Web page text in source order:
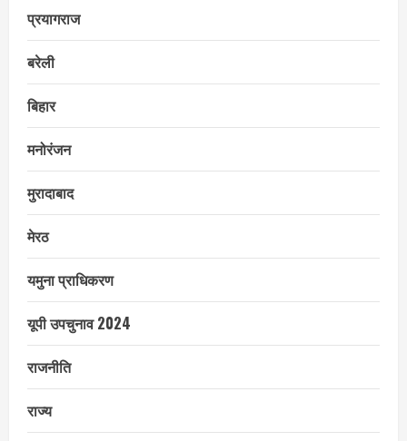
प्रयागराज
बरेली
बिहार
मनोरंजन
मुरादाबाद
मेरठ
यमुना प्राधिकरण
यूपी उपचुनाव 2024
राजनीति
राज्य